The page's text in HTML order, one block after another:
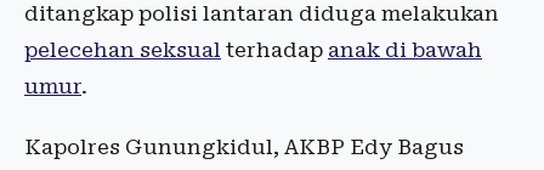
ditangkap polisi lantaran diduga melakukan
pelecehan seksual terhadap anak di bawah
umur.
Kapolres Gunungkidul, AKBP Edy Bagus